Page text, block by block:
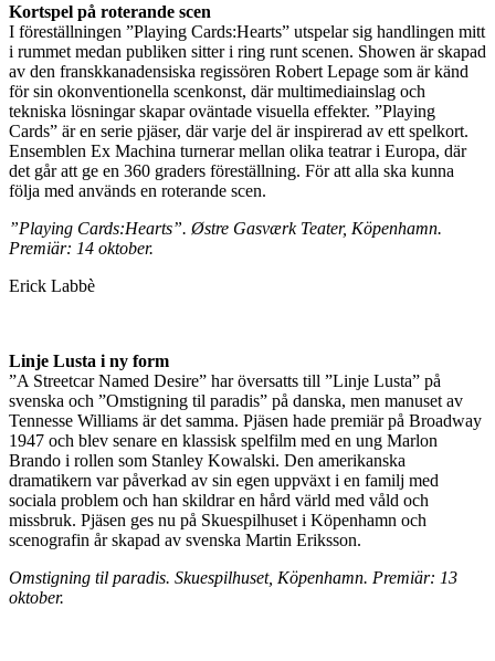
Kortspel på roterande scen
I föreställningen ”Playing Cards:Hearts” utspelar sig handlingen mitt
i rummet medan publiken sitter i ring runt scenen. Showen är skapad
av den franskkanadensiska regissören Robert Lepage som är känd
för sin okonventionella scenkonst, där multimediainslag och
tekniska lösningar skapar oväntade visuella effekter. ”Playing
Cards” är en serie pjäser, där varje del är inspirerad av ett spelkort.
Ensemblen Ex Machina turnerar mellan olika teatrar i Europa, där
det går att ge en 360 graders föreställning. För att alla ska kunna
följa med används en roterande scen.
”Playing Cards:Hearts”. Østre Gasværk Teater, Köpenhamn.
Premiär: 14 oktober.
Erick Labbè
Linje Lusta i ny form
”A Streetcar Named Desire” har översatts till ”Linje Lusta” på
svenska och ”Omstigning til paradis” på danska, men manuset av
Tennesse Williams är det samma. Pjäsen hade premiär på Broadway
1947 och blev senare en klassisk spelfilm med en ung Marlon
Brando i rollen som Stanley Kowalski. Den amerikanska
dramatikern var påverkad av sin egen uppväxt i en familj med
sociala problem och han skildrar en hård värld med våld och
missbruk. Pjäsen ges nu på Skuespilhuset i Köpenhamn och
scenografin år skapad av svenska Martin Eriksson.
Omstigning til paradis. Skuespilhuset, Köpenhamn. Premiär: 13
oktober.